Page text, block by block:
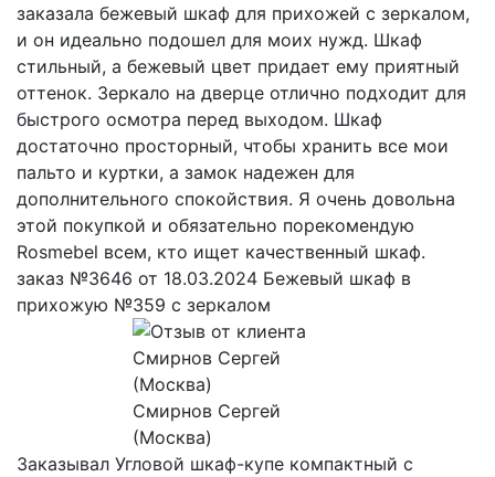
заказала бежевый шкаф для прихожей с зеркалом,
и он идеально подошел для моих нужд. Шкаф
стильный, а бежевый цвет придает ему приятный
оттенок. Зеркало на дверце отлично подходит для
быстрого осмотра перед выходом. Шкаф
достаточно просторный, чтобы хранить все мои
пальто и куртки, а замок надежен для
дополнительного спокойствия. Я очень довольна
этой покупкой и обязательно порекомендую
Rosmebel всем, кто ищет качественный шкаф.
заказ №3646 от 18.03.2024 Бежевый шкаф в
прихожую №359 с зеркалом
Смирнов Сергей
(Москва)
Заказывал Угловой шкаф-купе компактный с